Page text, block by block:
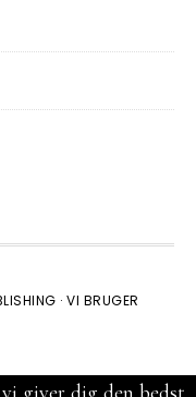
· VI BRUGER